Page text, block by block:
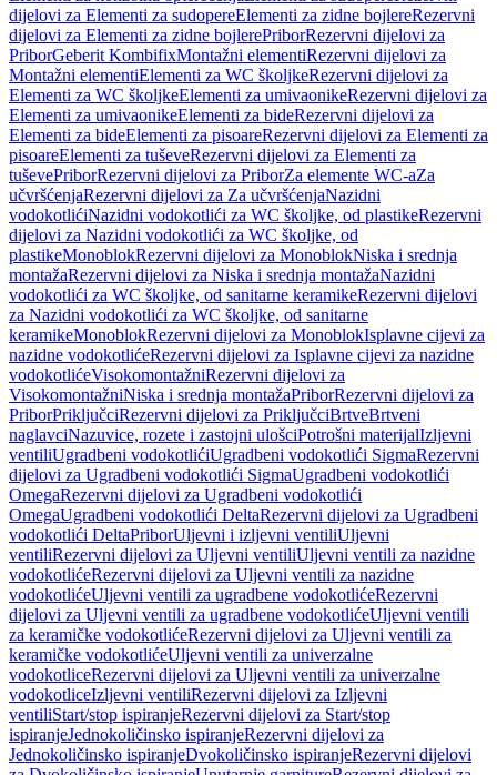
dijelovi za Elementi za sudopereElementi za zidne bojlereRezervni
dijelovi za Elementi za zidne bojlerePriborRezervni dijelovi za
PriborGeberit KombifixMontažni elementiRezervni dijelovi za
Montažni elementiElementi za WC školjkeRezervni dijelovi za
Elementi za WC školjkeElementi za umivaonikeRezervni dijelovi za
Elementi za umivaonikeElementi za bideRezervni dijelovi za
Elementi za bideElementi za pisoareRezervni dijelovi za Elementi za
pisoareElementi za tuševeRezervni dijelovi za Elementi za
tuševePriborRezervni dijelovi za PriborZa elemente WC-aZa
učvršćenjaRezervni dijelovi za Za učvršćenjaNazidni
vodokotlićiNazidni vodokotlići za WC školjke, od plastikeRezervni
dijelovi za Nazidni vodokotlići za WC školjke, od
plastikeMonoblokRezervni dijelovi za MonoblokNiska i srednja
montažaRezervni dijelovi za Niska i srednja montažaNazidni
vodokotlići za WC školjke, od sanitarne keramikeRezervni dijelovi
za Nazidni vodokotlići za WC školjke, od sanitarne
keramikeMonoblokRezervni dijelovi za MonoblokIsplavne cijevi za
nazidne vodokotlićeRezervni dijelovi za Isplavne cijevi za nazidne
vodokotlićeVisokomontažniRezervni dijelovi za
VisokomontažniNiska i srednja montažaPriborRezervni dijelovi za
PriborPriključciRezervni dijelovi za PriključciBrtveBrtveni
naglavciNazuvice, rozete i zastojni ulošciPotrošni materijalIzljevni
ventiliUgradbeni vodokotlićiUgradbeni vodokotlići SigmaRezervni
dijelovi za Ugradbeni vodokotlići SigmaUgradbeni vodokotlići
OmegaRezervni dijelovi za Ugradbeni vodokotlići
OmegaUgradbeni vodokotlići DeltaRezervni dijelovi za Ugradbeni
vodokotlići DeltaPriborUljevni i izljevni ventiliUljevni
ventiliRezervni dijelovi za Uljevni ventiliUljevni ventili za nazidne
vodokotlićeRezervni dijelovi za Uljevni ventili za nazidne
vodokotlićeUljevni ventili za ugradbene vodokotlićeRezervni
dijelovi za Uljevni ventili za ugradbene vodokotlićeUljevni ventili
za keramičke vodokotlićeRezervni dijelovi za Uljevni ventili za
keramičke vodokotlićeUljevni ventili za univerzalne
vodokotliceRezervni dijelovi za Uljevni ventili za univerzalne
vodokotliceIzljevni ventiliRezervni dijelovi za Izljevni
ventiliStart/stop ispiranjeRezervni dijelovi za Start/stop
ispiranjeJednokoličinsko ispiranjeRezervni dijelovi za
Jednokoličinsko ispiranjeDvokoličinsko ispiranjeRezervni dijelovi